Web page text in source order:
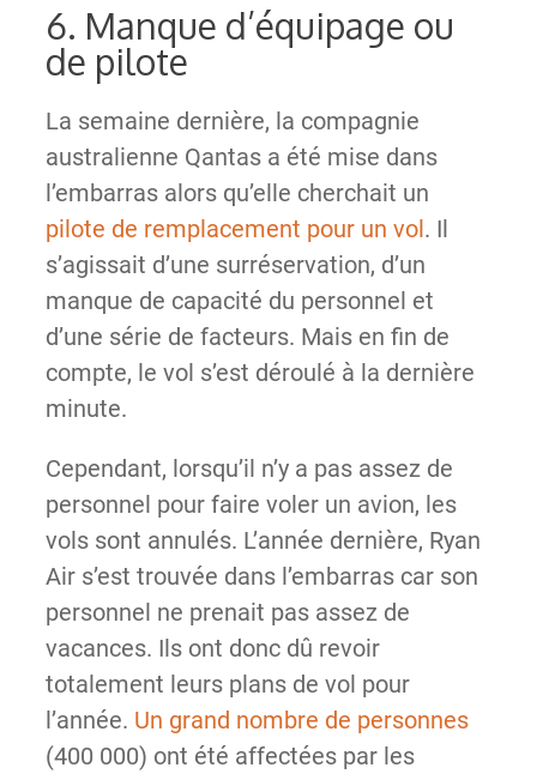
6. Manque d’équipage ou
de pilote
La semaine dernière, la compagnie
australienne Qantas a été mise dans
l’embarras alors qu’elle cherchait un
pilote de remplacement pour un vol. Il
s’agissait d’une surréservation, d’un
manque de capacité du personnel et
d’une série de facteurs. Mais en fin de
compte, le vol s’est déroulé à la dernière
minute.
Cependant, lorsqu’il n’y a pas assez de
personnel pour faire voler un avion, les
vols sont annulés. L’année dernière, Ryan
Air s’est trouvée dans l’embarras car son
personnel ne prenait pas assez de
vacances. Ils ont donc dû revoir
totalement leurs plans de vol pour
l’année. Un grand nombre de personnes
(400 000) ont été affectées par les